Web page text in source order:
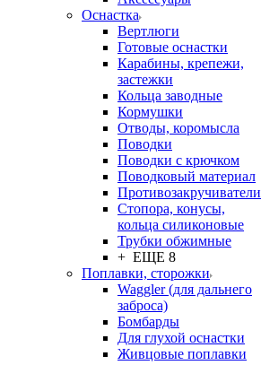
Оснастка
Вертлюги
Готовые оснастки
Карабины, крепежи,
застежки
Кольца заводные
Кормушки
Отводы, коромысла
Поводки
Поводки с крючком
Поводковый материал
Противозакручиватели
Стопора, конусы,
кольца силиконовые
Трубки обжимные
+ ЕЩЕ 8
Поплавки, сторожки
Waggler (для дальнего
заброса)
Бомбарды
Для глухой оснастки
Живцовые поплавки